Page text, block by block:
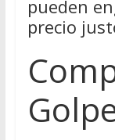
pueden
precio